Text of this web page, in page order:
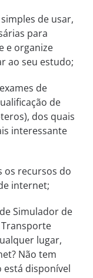
de usar,
para
e organize
ao seu estudo;
de
de
dos quais
interessante
os recursos do
internet;
Simulador de
lugar,
Não tem
está disponível